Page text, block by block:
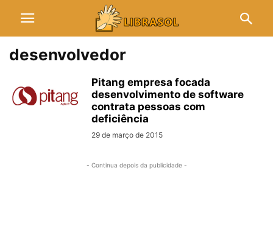
desenvolvedor
Pitang empresa focada
desenvolvimento de software
contrata pessoas com
deficiência
29 de março de 2015
- Continua depois da publicidade -